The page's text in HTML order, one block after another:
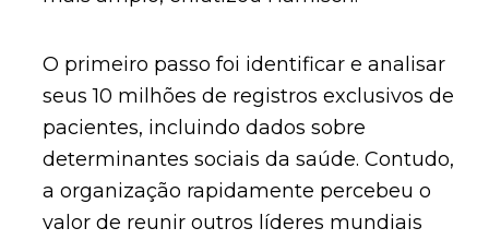
O primeiro passo foi identificar e analisar
seus 10 milhões de registros exclusivos de
pacientes, incluindo dados sobre
determinantes sociais da saúde. Contudo,
a organização rapidamente percebeu o
valor de reunir outros líderes mundiais